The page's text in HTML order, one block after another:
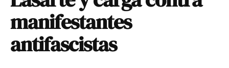
manifestantes
antifascistas